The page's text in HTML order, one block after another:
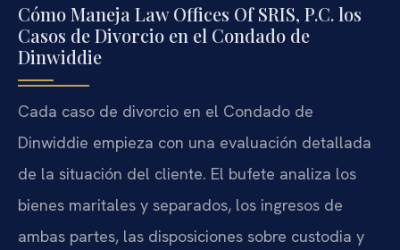
Cómo Maneja Law Offices Of SRIS, P.C. los
Casos de Divorcio en el Condado de
Dinwiddie
Cada caso de divorcio en el Condado de
Dinwiddie empieza con una evaluación detallada
de la situación del cliente. El bufete analiza los
bienes maritales y separados, los ingresos de
ambas partes, las disposiciones sobre custodia y